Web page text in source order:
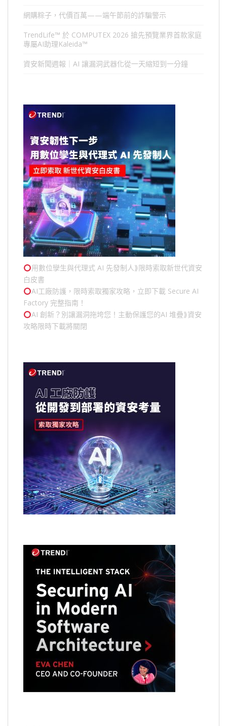
網購粽子，代價百萬——端午節前的詐騙警示
TrendLife™ 於 COMPUTEX 2026 搶先預覽業界首款家庭
專屬AI助理Kaleida™
資安新聞週報｜AI 讓漏洞武器化從一天縮短到一分鐘
用數位孿生與代理式 AI 先發制人⟫限時索取新世代資安
白皮書
AI工廠防護，限時索取獨家攻略，立即下載 Secure AI
Factory 完整指南！
AI 創新？別讓漏洞拖垮您！主動保護您的AI 堆疊⟫資安
攻略限時下載將關閉